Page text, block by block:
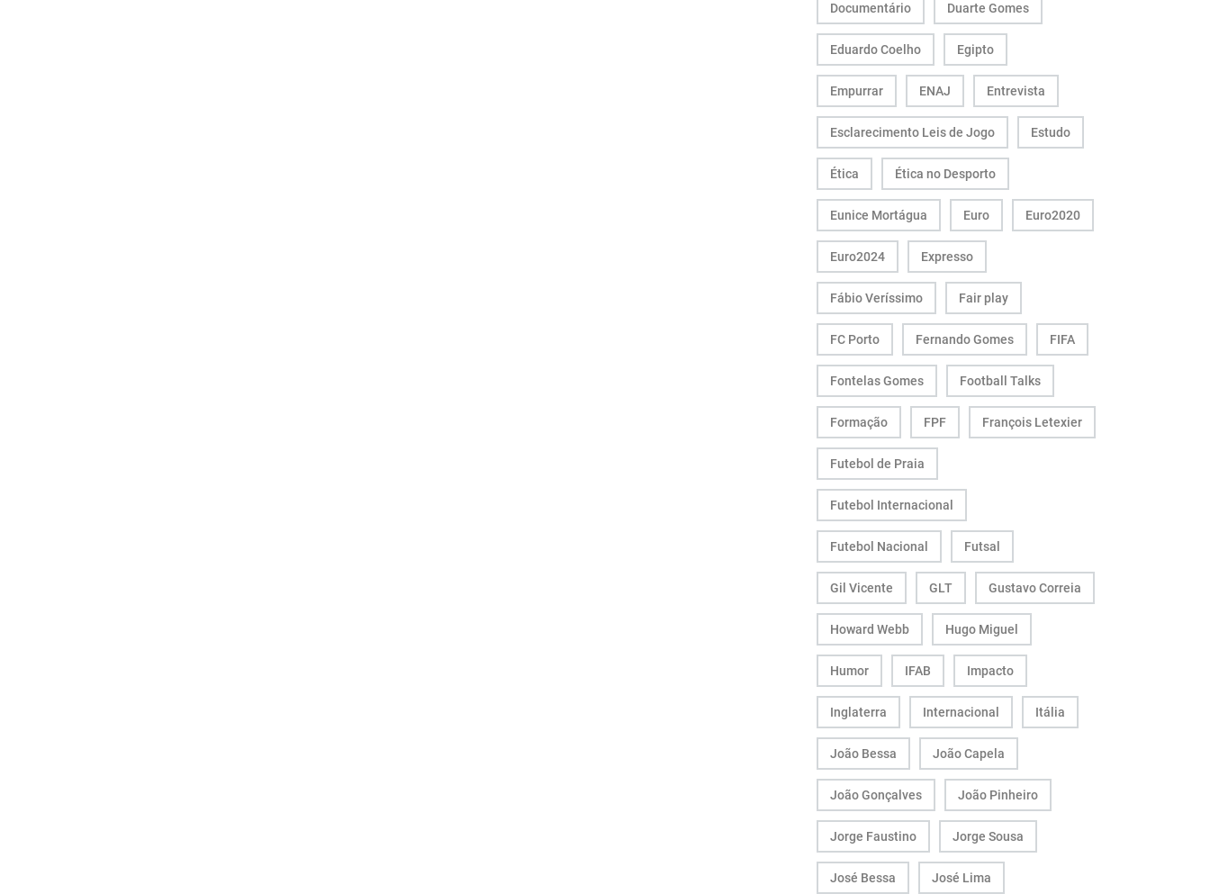
Documentário Duarte Gomes
Eduardo Coelho Egipto
Empurrar ENAJ Entrevista
Esclarecimento Leis de Jogo Estudo
Ética Ética no Desporto
Eunice Mortágua Euro Euro2020
Euro2024 Expresso
Fábio Veríssimo Fair play
FC Porto Fernando Gomes FIFA
Fontelas Gomes Football Talks
Formação FPF François Letexier
Futebol de Praia
Futebol Internacional
Futebol Nacional Futsal
Gil Vicente GLT Gustavo Correia
Howard Webb Hugo Miguel
Humor IFAB Impacto
Inglaterra Internacional Itália
João Bessa João Capela
João Gonçalves João Pinheiro
Jorge Faustino Jorge Sousa
José Bessa José Lima